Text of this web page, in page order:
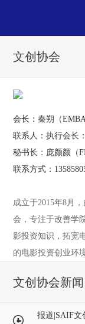
文创协会
会长：秦朔（
联系人：执行会长
秘书长：庞颜颜（
联系方式：
成立于2015年8月
会，专注于改善学
影投资知识，拓宽
的电影投资创业环
文创协会新闻
报道|SAIF文